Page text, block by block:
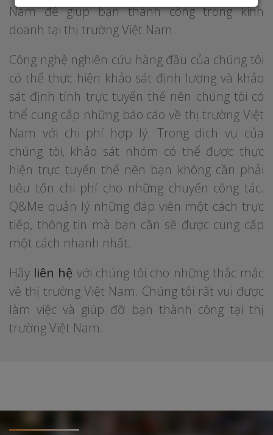
Nam để giúp bạn thành công trong kinh
doanh tại thị trường Việt Nam.
Công nghệ nghiên cứu hàng đầu của chúng tôi
có thể thực hiện khảo sát định lượng và khảo
sát định tính trực tuyến thế nên chúng tôi có
thể cung cấp những báo cáo về thị trường Việt
Nam với chi phí hợp lý. Trong dịch vụ của
chúng tôi, khảo sát nhóm có thể được thực
hiện trực tuyến thế nên bạn không cần phải
tiêu tốn chi phí cho những chuyến công tác.
Q&Me quản lý những đáp viên một cách trực
tiếp, thông tin mà bạn cần sẽ được cung cấp
một cách nhanh nhất.
Hãy liên hệ với chúng tôi cho những thắc mắc
về thị trường Việt Nam. Chúng tôi rất vui được
làm việc và giúp đỡ bạn thành công tại thị
trường Việt Nam.